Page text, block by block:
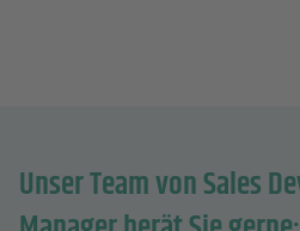
Unser Team von Sales